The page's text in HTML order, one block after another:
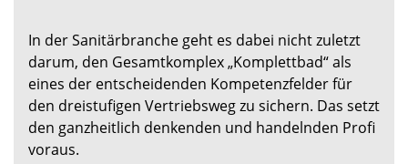
In der Sanitärbranche geht es dabei nicht zuletzt
darum, den Gesamtkomplex „Komplettbad“ als
eines der entscheidenden Kompetenzfelder für
den dreistufigen Vertriebsweg zu sichern. Das setzt
den ganzheitlich denkenden und handelnden Profi
voraus.